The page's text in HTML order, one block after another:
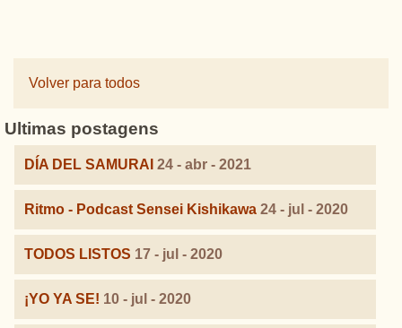
Volver para todos
Ultimas postagens
DÍA DEL SAMURAI 24 - abr - 2021
Ritmo - Podcast Sensei Kishikawa 24 - jul - 2020
TODOS LISTOS 17 - jul - 2020
¡YO YA SE! 10 - jul - 2020